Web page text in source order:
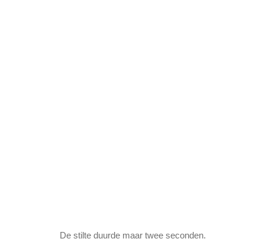
De stilte duurde maar twee seconden.